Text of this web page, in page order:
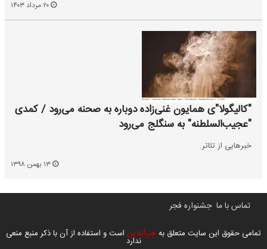
"کالیگولا"ی همایون غنی‌زاده دوباره به صحنه می‌رود / کمدی
"عجیب‌السلطنه" به سنگلج می‌رود
خبرهایی از تئاتر.
تماس با ما جشنواره فجر
تمامی حقوق این سایت متعلق به هنرآنلاین است و استفاده از آن با ذکر منبع منعی
ندارد